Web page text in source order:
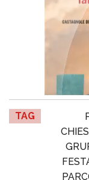
TAG